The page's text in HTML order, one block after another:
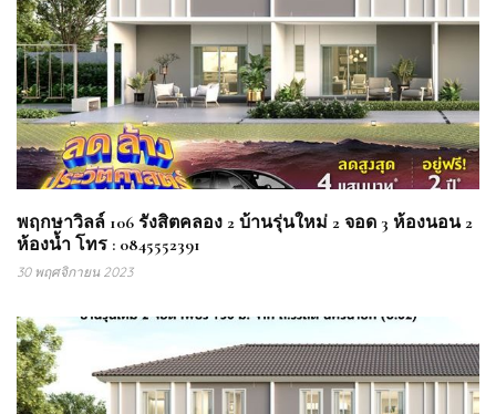
พฤกษาวิลล์ 106 รังสิตคลอง 2 บ้านรุ่นใหม่ 2 จอด 3 ห้องนอน 2
ห้องน้ำ โทร : 0845552391
30 พฤศจิกายน 2023